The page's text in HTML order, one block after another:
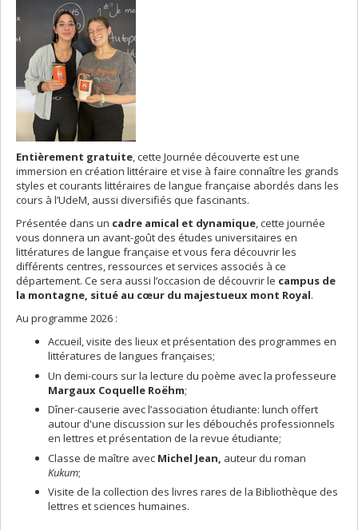
Entièrement gratuite, cette Journée découverte est une
immersion en création littéraire et vise à faire connaître les grands
styles et courants littéraires de langue française abordés dans les
cours à l’UdeM, aussi diversifiés que fascinants.
Présentée dans un cadre amical et dynamique, cette journée
vous donnera un avant-goût des études universitaires en
littératures de langue française et vous fera découvrir les
différents centres, ressources et services associés à ce
département. Ce sera aussi l’occasion de découvrir le campus de
la montagne, situé au cœur du majestueux mont Royal.
Au programme 2026 :
Accueil, visite des lieux et présentation des programmes en
littératures de langues françaises;
Un demi-cours sur la lecture du poème avec la professeure
Margaux Coquelle Roëhm;
Dîner-causerie avec l’association étudiante: lunch offert
autour d'une discussion sur les débouchés professionnels
en lettres et présentation de la revue étudiante;
Classe de maître avec Michel Jean, auteur du roman
Kukum;
Visite de la collection des livres rares de la Bibliothèque des
lettres et sciences humaines.